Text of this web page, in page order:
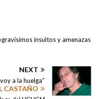
insultos y amenazas
NEXT
a la huelga”
CASTAÑO